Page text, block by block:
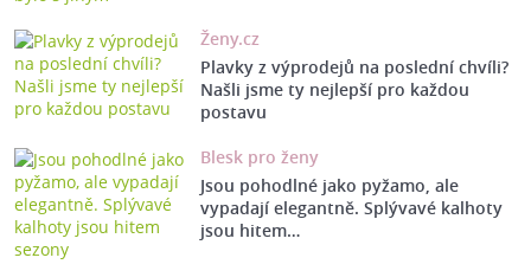
Ženy.cz
Plavky z výprodejů na poslední chvíli?
Našli jsme ty nejlepší pro každou
postavu
Blesk pro ženy
Jsou pohodlné jako pyžamo, ale
vypadají elegantně. Splývavé kalhoty
jsou hitem…